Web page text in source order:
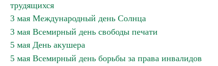
трудящихся
3 мая Международный день Солнца
3 мая Всемирный день свободы печати
5 мая День акушера
5 мая Всемирный день борьбы за права инвалидов